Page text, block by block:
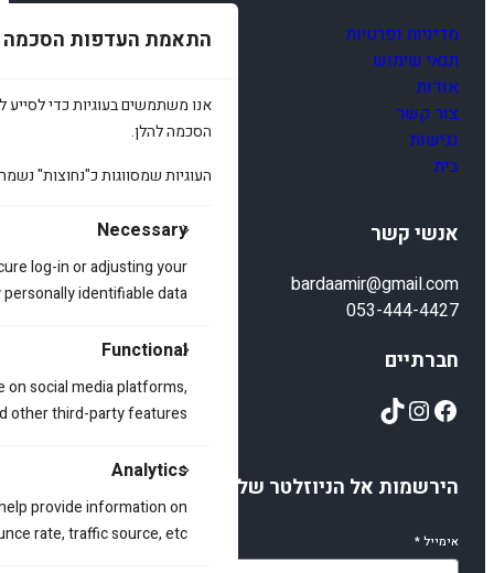
התאמת העדפות הסכמה
אנו משתמשים בעוגיות כדי לסייע
הסכמה להלן.
העוגיות שמסווגות כ"נחוצות"
Necessary
log-in or adjusting your
identifiable data.
Functional
social media platforms,
other third-party features.
Analytics
provide information on
rate, traffic source, etc.
מדיניות ופרטיות
תנאי שימוש
אודות
צור קשר
נגישות
בית
אנשי קשר
bardaamir@gmail.com
053-444-4427
חברתיים
Facebook
Instagram
TikTok
הירשמות אל הניוזלטר שלנו
אימייל*